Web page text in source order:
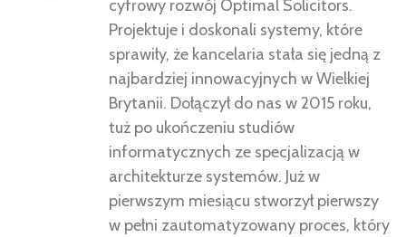
cyfrowy rozwój Optimal Solicitors.
Projektuje i doskonali systemy, które
sprawiły, że kancelaria stała się jedną z
najbardziej innowacyjnych w Wielkiej
Brytanii. Dołączył do nas w 2015 roku,
tuż po ukończeniu studiów
informatycznych ze specjalizacją w
architekturze systemów. Już w
pierwszym miesiącu stworzył pierwszy
w pełni zautomatyzowany proces, który